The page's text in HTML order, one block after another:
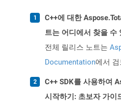
C++에 대한
트는 어디에서 찾을 수
전체 릴리스 노트는
Documentation에서
C++ SDK를 사용하여
시작하기: 초보자 가이